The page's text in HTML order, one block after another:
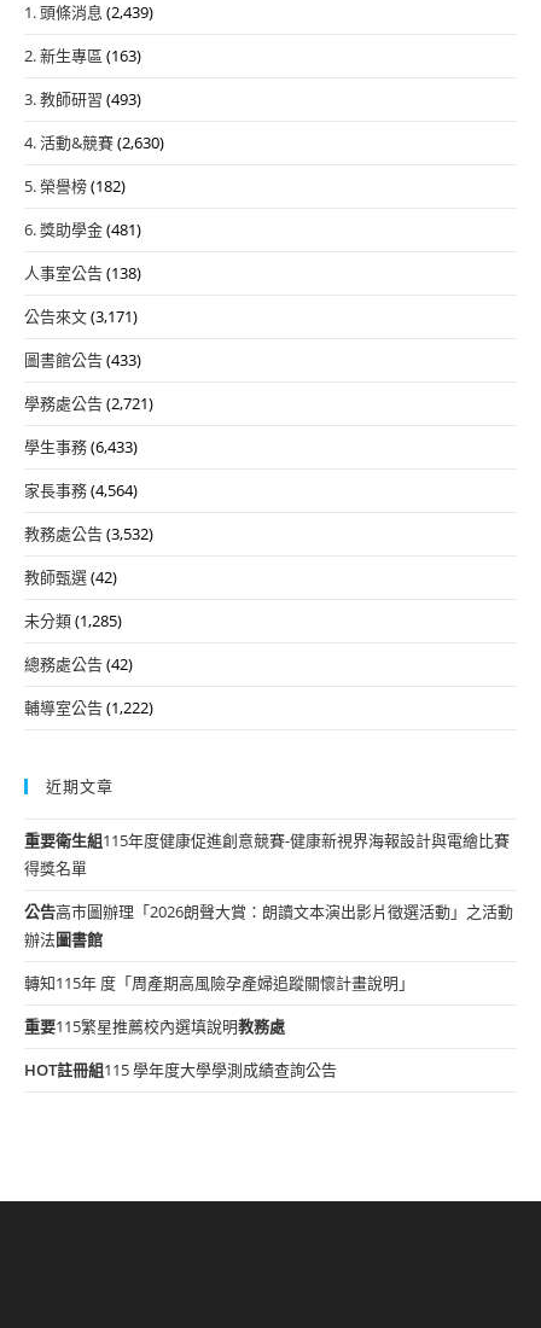
1. 頭條消息 (2,439)
2. 新生專區 (163)
3. 教師研習 (493)
4. 活動&競賽(2,630)
5. 榮譽榜(182)
6. 獎助學金(481)
人事室公告(138)
公告來文(3,171)
圖書館公告(433)
學務處公告(2,721)
學生事務(6,433)
家長事務(4,564)
教務處公告(3,532)
教師甄選(42)
未分類(1,285)
總務處公告(42)
輔導室公告(1,222)
近期文章
重要衛生組115年度健康促進創意競賽-健康新視界海報設計與電繪比賽
得獎名單
公告高市圖辦理「2026朗聲大賞：朗讀文本演出影片徵選活動」之活動
辦法圖書館
轉知115年 度「周產期高風險孕產婦追蹤關懷計畫說明」
重要115繁星推薦校內選填說明教務處
HOT註冊組115 學年度大學學測成績查詢公告